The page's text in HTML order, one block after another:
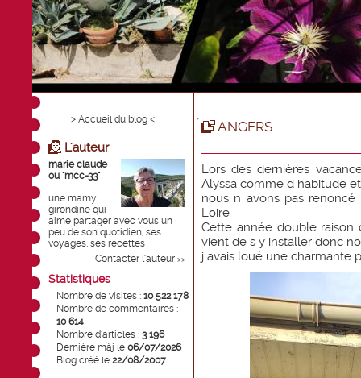
> Accueil du blog <
L'auteur
marie claude
ou "mcc-33"
une mamy
girondine qui
aime partager avec vous un
peu de son quotidien, ses
voyages, ses recettes
Contacter l'auteur >>
Statistiques
Nombre de visites : 10 522 178
Nombre de commentaires :
10 614
Nombre d'articles : 3 196
Dernière màj le 06/07/2026
Blog créé le 22/08/2007
ANGERS
Lors des dernières
Alyssa comme d habitude
nous n avons pas
Loire
Cette année double raison
vient de s y installer donc
j avais loué une charmante